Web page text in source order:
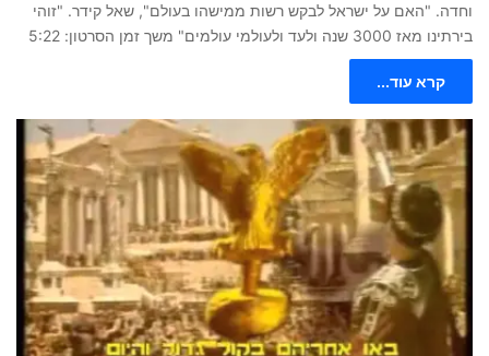
וחדה. "האם על ישראל לבקש רשות ממישהו בעולם", שאל קידר. "זוהי
בירתינו מאז 3000 שנה ולעד ולעולמי עולמים" משך זמן הסרטון: 5:22
קרא עוד...